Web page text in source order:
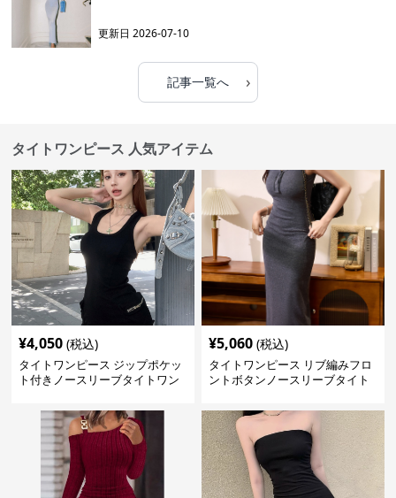
更新日2026-07-10
記事一覧へ ›
タイトワンピース 人気アイテム
¥4,050 (税込)
タイトワンピース ジップポケッ
ト付きノースリーブタイトワン
¥5,060 (税込)
タイトワンピース リブ編みフロ
ントボタンノースリーブタイト